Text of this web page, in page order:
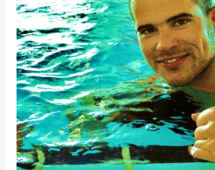
no
Campeonato
da
Europa
de
Masters